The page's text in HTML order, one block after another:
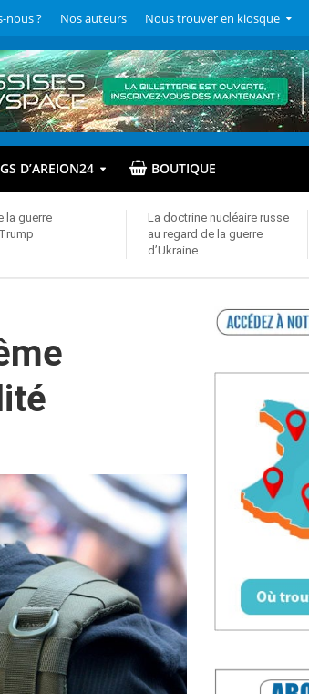
nous ? Nos auteurs Nous trouver en kiosque
D’AREION24 BOUTIQUE
la guerre
La doctrine nucléaire russe
au regard de la guerre
d’Ukraine